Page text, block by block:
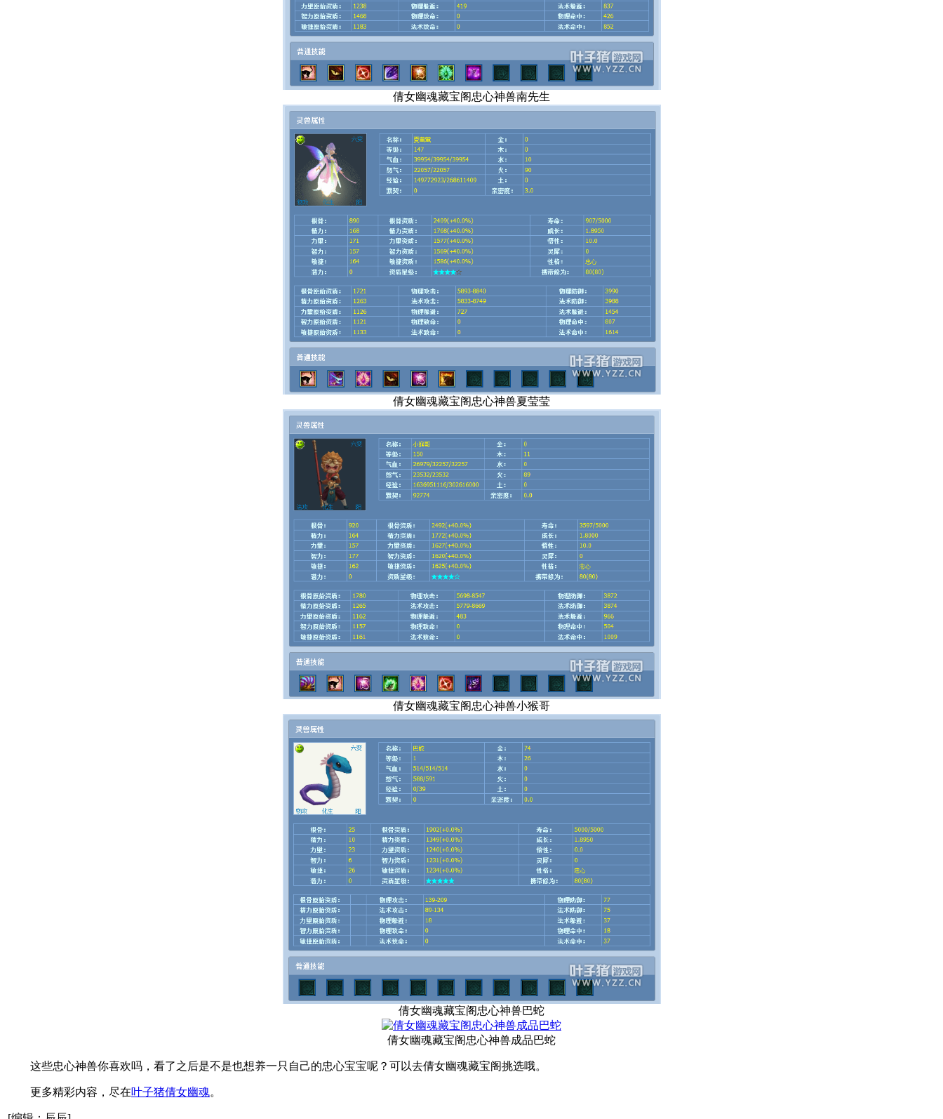
倩女幽魂藏宝阁忠心神兽南先生
倩女幽魂藏宝阁忠心神兽夏莹莹
倩女幽魂藏宝阁忠心神兽小猴哥
倩女幽魂藏宝阁忠心神兽巴蛇
倩女幽魂藏宝阁忠心神兽成品巴蛇
这些忠心神兽你喜欢吗，看了之后是不是也想养一只自己的忠心宝宝呢？可以去倩女幽魂藏宝阁挑选哦。
更多精彩内容，尽在叶子猪倩女幽魂。